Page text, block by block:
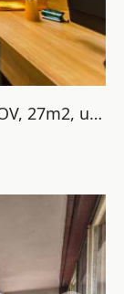
Prodej komerčního objektu 1+kk, OV, 27m2, ul. Petržílkova 2583/13, Praha 5 - Stodůlky